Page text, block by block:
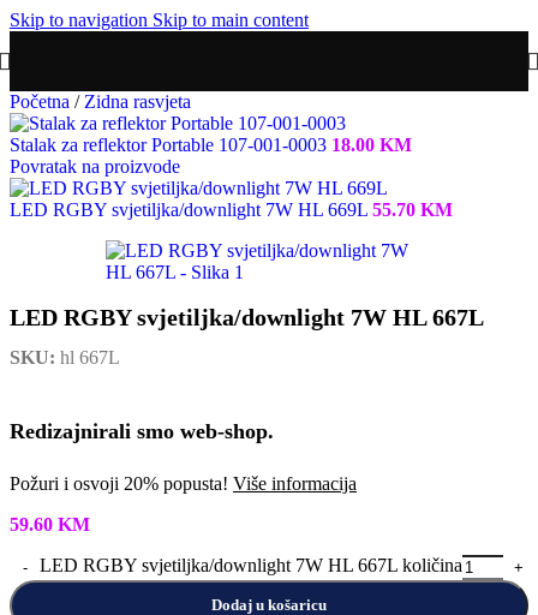
Skip to navigation Skip to main content
Početna / Zidna rasvjeta
Stalak za reflektor Portable 107-001-0003 18.00 KM
Povratak na proizvode
LED RGBY svjetiljka/downlight 7W HL 669L 55.70 KM
LED RGBY svjetiljka/downlight 7W HL 667L
SKU: hl 667L
Redizajnirali smo web-shop.
Požuri i osvoji 20% popusta! Više informacija
59.60 KM
LED RGBY svjetiljka/downlight 7W HL 667L količina
Dodaj u košaricu